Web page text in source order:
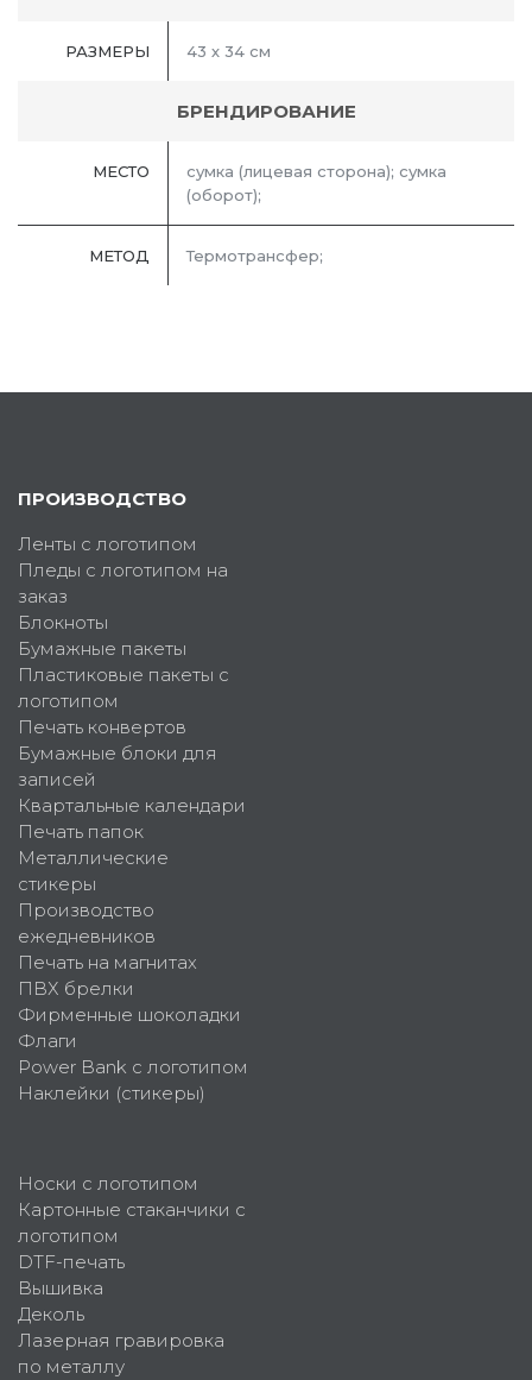
РАЗМЕРЫ 43 х 34 см
БРЕНДИРОВАНИЕ
МЕСТО
сумка (лицевая сторона); сумка
(оборот);
МЕТОД Термотрансфер;
ПРОИЗВОДСТВО
Ленты с логотипом
Пледы с логотипом на
заказ
Блокноты
Бумажные пакеты
Пластиковые пакеты с
логотипом
Печать конвертов
Бумажные блоки для
записей
Квартальные календари
Печать папок
Металлические
стикеры
Производство
ежедневников
Печать на магнитах
ПВХ брелки
Фирменные шоколадки
Флаги
Power Bank с логотипом
Наклейки (стикеры)
Носки с логотипом
Картонные стаканчики с
логотипом
DTF-печать
Вышивка
Деколь
Лазерная гравировка
по металлу